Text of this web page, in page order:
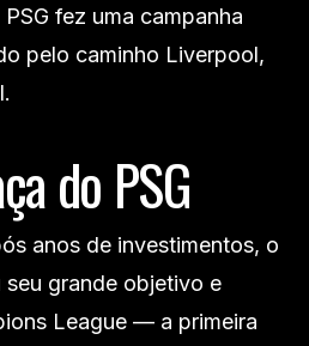
fez uma campanha
pelo caminho Liverpool,
do PSG
anos de investimentos, o
seu grande objetivo e
League — a primeira